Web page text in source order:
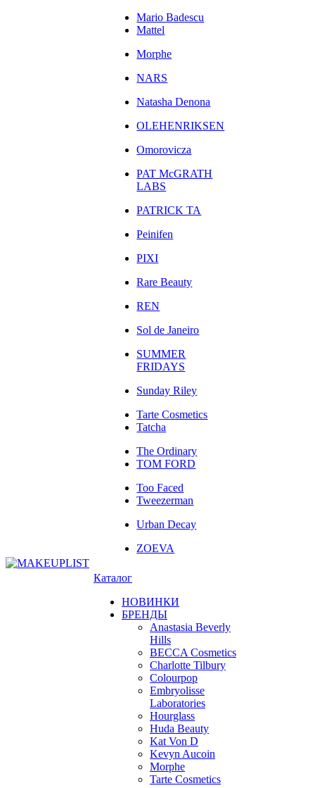
Mario Badescu
Mattel
Morphe
NARS
Natasha Denona
OLEHENRIKSEN
Omorovicza
PAT McGRATH
LABS
PATRICK TA
Peinifen
PIXI
Rare Beauty
REN
Sol de Janeiro
SUMMER
FRIDAYS
Sunday Riley
Tarte Cosmetics
Tatcha
The Ordinary
TOM FORD
Too Faced
Tweezerman
Urban Decay
ZOEVA
Каталог
НОВИНКИ
БРЕНДЫ
Anastasia Beverly
Hills
BECCA Cosmetics
Charlotte Tilbury
Colourpop
Embryolisse
Laboratories
Hourglass
Huda Beauty
Kat Von D
Kevyn Aucoin
Morphe
Tarte Cosmetics